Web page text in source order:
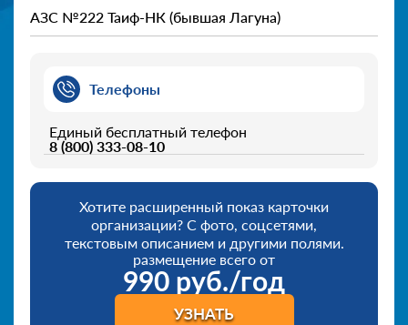
АЗС №222 Таиф-НК (бывшая Лагуна)
Телефоны
Единый бесплатный телефон
8 (800) 333-08-10
Хотите расширенный показ карточки
организации? С фото, соцсетями,
текстовым описанием и другими полями.
размещение всего от
990 руб./год
УЗНАТЬ